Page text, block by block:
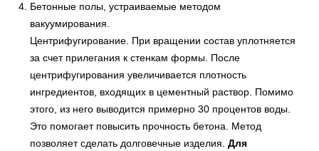
Бетонные полы, устраиваемые методом
вакуумирования.
Центрифугирование. При вращении состав уплотняется
за счет прилегания к стенкам формы. После
центрифугирования увеличивается плотность
ингредиентов, входящих в цементный раствор. Помимо
этого, из него выводится примерно 30 процентов воды.
Это помогает повысить прочность бетона. Метод
позволяет сделать долговечные изделия.Для